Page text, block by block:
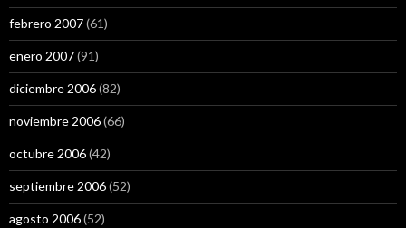
febrero 2007(61)
enero 2007(91)
diciembre 2006(82)
noviembre 2006(66)
octubre 2006(42)
septiembre 2006(52)
agosto 2006(52)